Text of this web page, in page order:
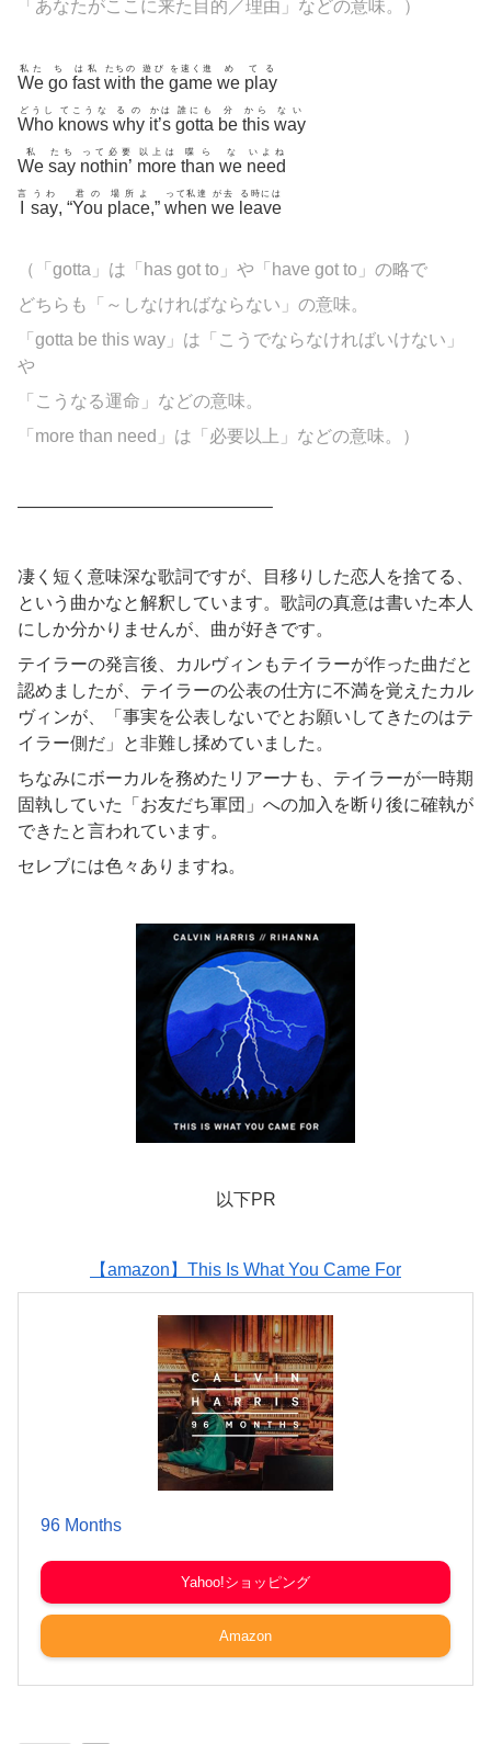
「あなたがここに来た目的／理由」などの意味。）
We
私た
go
ち
fast
は私
with
たちの
the
遊び
game
を速く進
we
め
play
てる
Who
どうし
knows
てこうな
why
るの
it’s
かは
gotta
誰にも
be
分
this
から
way
ない
We
私
say
たち
nothin’
って必要
more
以上は
than
喋ら
we
な
need
いよね
言
say
うわ
, “You
君の
place
場所よ
,” when
って私達
we
が去
leave
る時には
（「gotta」は「has got to」や「have got to」の略で
どちらも「～しなければならない」の意味。
「gotta be this way」は「こうでならなければいけない」
や
「こうなる運命」などの意味。
「more than need」は「必要以上」などの意味。）
——————————————–
凄く短く意味深な歌詞ですが、目移りした恋人を捨てる、
という曲かなと解釈しています。歌詞の真意は書いた本人
にしか分かりませんが、曲が好きです。
テイラーの発言後、カルヴィンもテイラーが作った曲だと
認めましたが、テイラーの公表の仕方に不満を覚えたカル
ヴィンが、「事実を公表しないでとお願いしてきたのはテ
イラー側だ」と非難し揉めていました。
ちなみにボーカルを務めたリアーナも、テイラーが一時期
固執していた「お友だち軍団」への加入を断り後に確執が
できたと言われています。
セレブには色々ありますね。
以下PR
【amazon】This Is What You Came For
96 Months
Yahoo!ショッピング
Amazon